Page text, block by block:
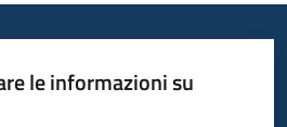
le informazioni su